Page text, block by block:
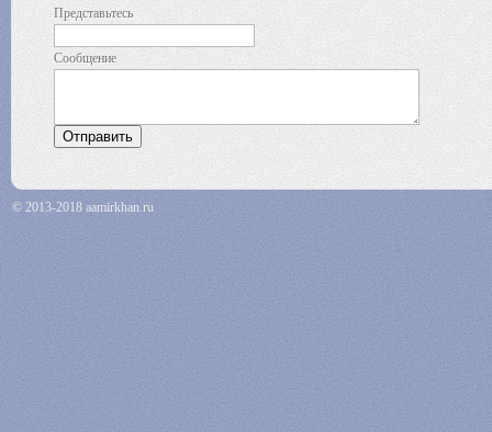
Представьтесь
Сообщение
© 2013-2018 aamirkhan.ru